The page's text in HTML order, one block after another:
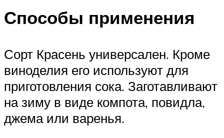
Способы применения
Сорт Красень универсален. Кроме
виноделия его используют для
приготовления сока. Заготавливают
на зиму в виде компота, повидла,
джема или варенья.